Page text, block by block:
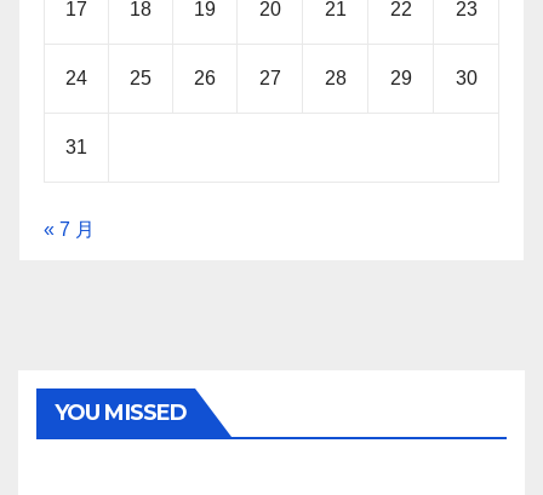
17 18 19 20 21 22 23
24 25 26 27 28 29 30
31
« 7 月
YOU MISSED